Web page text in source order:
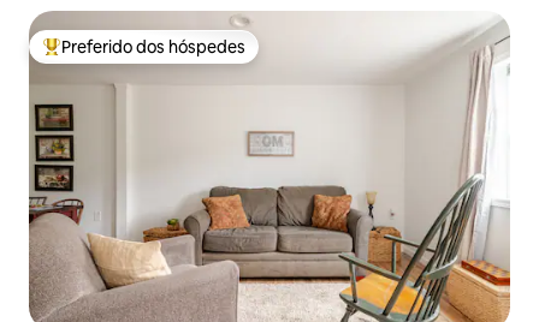
Entre os melhores preferidos dos hóspedes
Preferido dos hóspedes